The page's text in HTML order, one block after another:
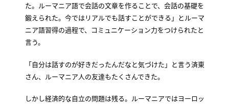
た。ルーマニア語で会話の文章を作ることで、会話の基礎を
鍛えられた。今ではリアルでも話すことができる」とルーマ
ニア語習得の過程で、コミュニケーション力をつけられたと
言う。
「自分は話すのが好きだったんだなと気づけた」と言う済東
さん、ルーマニア人の友達もたくさんできた。
しかし経済的な自立の問題は残る。ルーマニアではヨーロッ